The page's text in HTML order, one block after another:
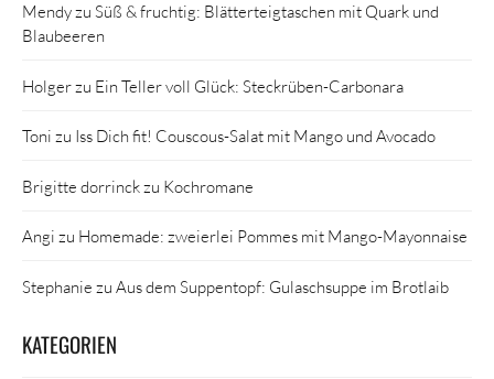
Mendyzu Süß & fruchtig: Blätterteigtaschen mit Quark und
Blaubeeren
Holgerzu Ein Teller voll Glück: Steckrüben-Carbonara
Toni zu Iss Dich fit! Couscous-Salat mit Mango und Avocado
Brigitte dorrinckzu Kochromane
Angi zu Homemade: zweierlei Pommes mit Mango-Mayonnaise
Stephanie zu Aus dem Suppentopf: Gulaschsuppe im Brotlaib
KATEGORIEN